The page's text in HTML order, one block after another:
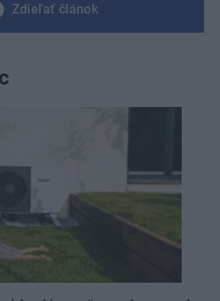
Zdieľať článok